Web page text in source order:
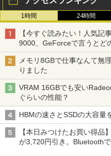
1時間 24時間
【今すぐ読みたい！人気記
9000、GeForceで言うとど
メモリ8GBで仕事なんて
りました
VRAM 16GBでも安い
ぐらいの性能？
HBMの速さとSSDの大容量
【本日みつけたお買い得品
が3,720円引き。Bluetooth